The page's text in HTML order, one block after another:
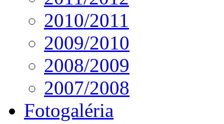
2010/2011
2009/2010
2008/2009
2007/2008
Fotogaléria